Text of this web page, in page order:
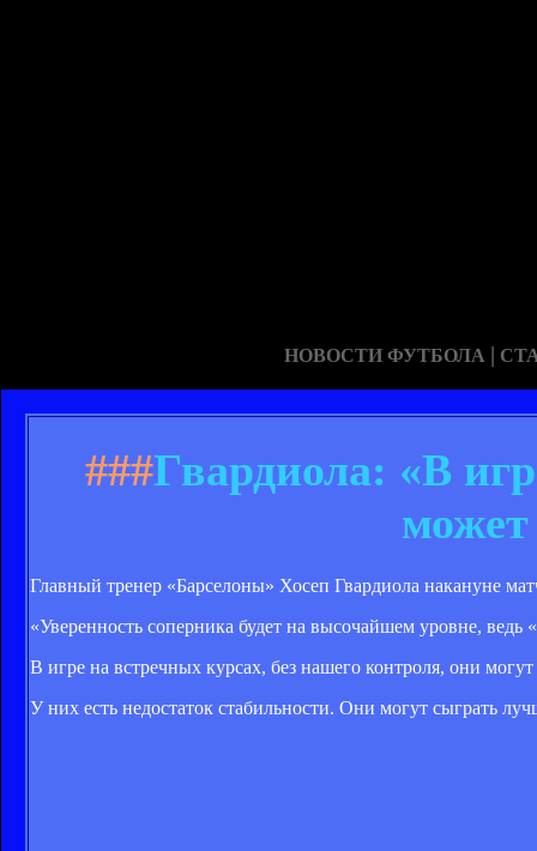
НОВОСТИ ФУТБОЛА |
###Гвардиола: «В
может
Главный тренер «Барселоны» Хосеп Гвардиола накануне
«Уверенность соперника будет на высочайшем уровне,
В игре на встречных курсах, без нашего контроля, они
У них есть недостаток стабильности. Они могут сыграть